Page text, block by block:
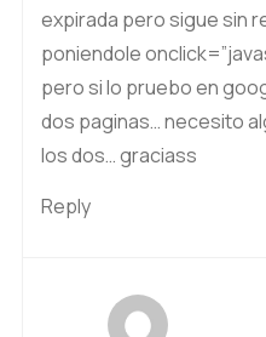
expirada pero sigue sin
poniendole
pero si lo pruebo en
dos paginas… necesito
los dos… graciass
Reply